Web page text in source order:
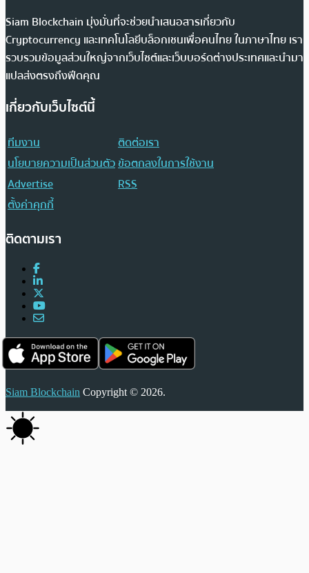
Siam Blockchain มุ่งมั่นที่จะช่วยนำเสนอสารเกี่ยวกับ
Cryptocurrency และเทคโนโลยีบล็อกเชนเพื่อคนไทย ในภาษาไทย เรา
รวบรวมข้อมูลส่วนใหญ่จากเว็บไซต์และเว็บบอร์ดต่างประเทศและนำมา
แปลส่งตรงถึงฟีดคุณ
เกี่ยวกับเว็บไซต์นี้
ทีมงาน
ติดต่อเรา
นโยบายความเป็นส่วนตัวข้อตกลงในการใช้งาน
Advertise
RSS
ตั้งค่าคุกกี้
ติดตามเรา
Siam Blockchain Copyright © 2026.